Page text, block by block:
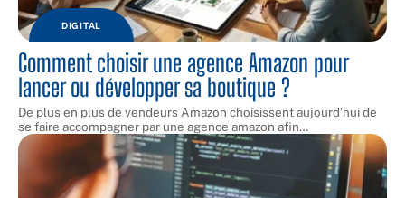
DIGITAL
Comment choisir une agence Amazon pour
lancer ou développer sa boutique ?
De plus en plus de vendeurs Amazon choisissent aujourd’hui de
se faire accompagner par une agence amazon afin…